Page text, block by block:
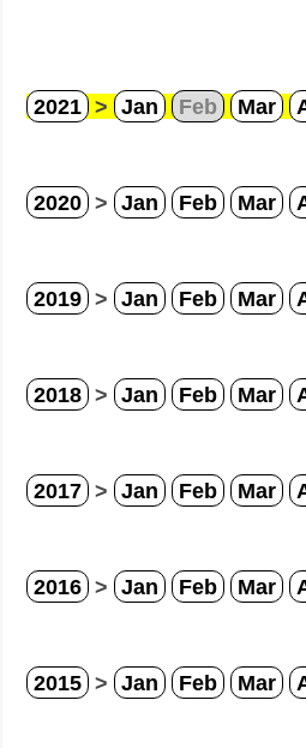
2021 > Jan Feb Mar
2020 > Jan Feb Mar
2019 > Jan Feb Mar
2018 > Jan Feb Mar
2017 > Jan Feb Mar
2016 > Jan Feb Mar
2015 > Jan Feb Mar